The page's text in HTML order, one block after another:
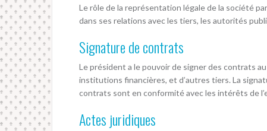
Le rôle de la représentation légale de la société
dans ses relations avec les tiers, les autorités
Signature de contrats
Le président a le pouvoir de signer des contrats
institutions financières, et d’autres tiers. La
contrats sont en conformité avec les intérêts de
Actes juridiques